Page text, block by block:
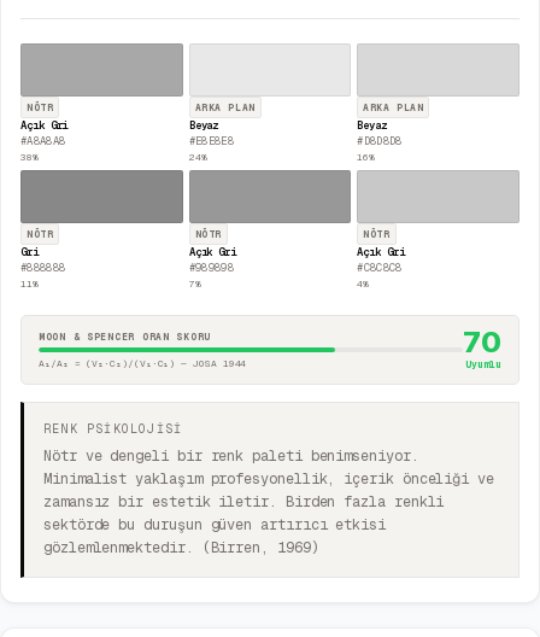
NÖTR
Açık Gri
#A8A8A8
38%
ARKA PLAN
Beyaz
#E8E8E8
24%
ARKA PLAN
Beyaz
#D8D8D8
16%
NÖTR
Gri
#888888
11%
NÖTR
Açık Gri
#989898
7%
NÖTR
Açık Gri
#C8C8C8
4%
MOON & SPENCER ORAN SKORU
A₁/A₂ = (V₂·C₂)/(V₁·C₁) — JOSA 1944
70
Uyumlu
RENK PSİKOLOJİSİ
Nötr ve dengeli bir renk paleti benimseniyor.
Minimalist yaklaşım profesyonellik, içerik önceliği ve
zamansız bir estetik iletir. Birden fazla renkli
sektörde bu duruşun güven artırıcı etkisi
gözlemlenmektedir. (Birren, 1969)